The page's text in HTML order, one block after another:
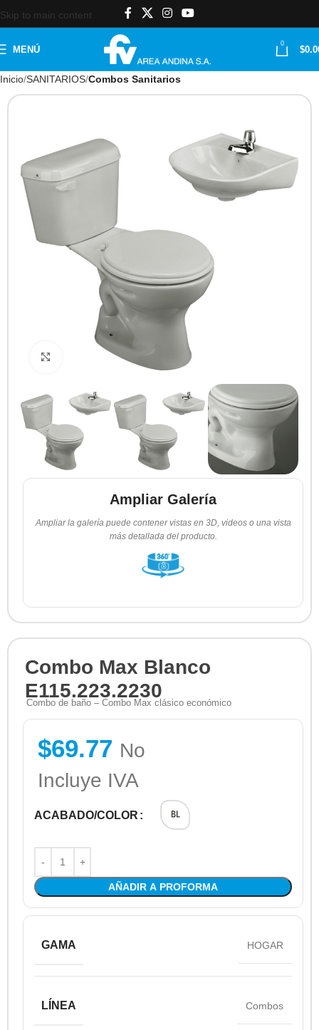
Skip to main content
MENÚ
0
$
Inicio SANITARIOS Combos Sanitarios
Clic para ampliar
Ampliar Galería
Ampliar la galería puede contener vistas en 3D, videos o una vista
más detallada del producto.
Combo Max Blanco
E115.223.2230
Combo de baño – Combo Max clásico económico
$69.77 No
Incluye IVA
ACABADO/COLOR
AÑADIR A PROFORMA
GAMA HOGAR
LÍNEA Combos